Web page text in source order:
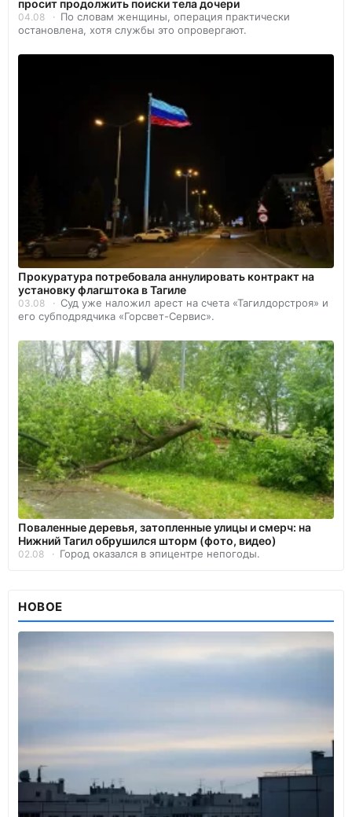
просит продолжить поиски тела дочери
04.08
По словам женщины, операция практически
остановлена, хотя службы это опровергают.
Прокуратура потребовала аннулировать контракт на
установку флагштока в Тагиле
03.08
Суд уже наложил арест на счета «Тагилдорстроя» и
его субподрядчика «Горсвет-Сервис».
Поваленные деревья, затопленные улицы и смерч: на
Нижний Тагил обрушился шторм (фото, видео)
02.08 Город оказался в эпицентре непогоды.
НОВОЕ